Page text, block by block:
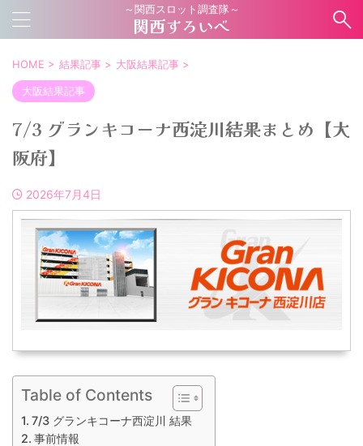
～関西スロット調査隊～
関西すろいべ
HOME > 結果記事 > 大阪結果記事 >
大阪結果記事
7/3 グランキコーナ西淀川結果まとめ【大
阪府】
2026年7月4日
Table of Contents
7/3 グランキコーナ西淀川 結果
事前情報